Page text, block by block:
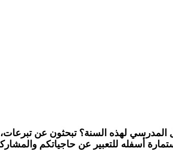
لهذه السنة؟ تبحثون عن تبرعات،
أسفله للتعبير عن حاجياتكم